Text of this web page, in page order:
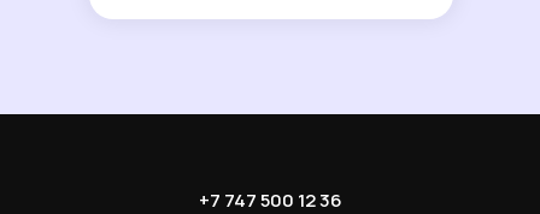
+7 747 500 12 36